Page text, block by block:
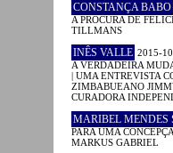
CONSTANÇA BABO
A PROCURA DE
TILLMANS
INÊS VALLE 2015-
A VERDADEIRA
| UMA ENTREVISTA
ZIMBABUEANO
CURADORA
MARIBEL MENDES
PARA UMA
MARKUS GABRIEL